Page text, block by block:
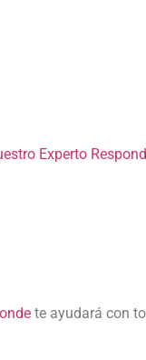
Experto
te ayudará con